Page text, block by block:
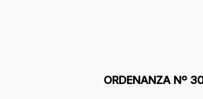
ORDENANZA Nº